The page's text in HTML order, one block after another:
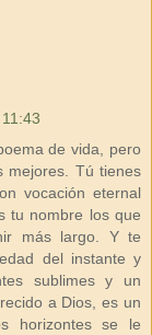
de vida, pero
mejores. Tú tienes
vocación eternal
tu nombre los que
más largo. Y te
del instante y
sublimes y un
a Dios, es un
horizontes se le